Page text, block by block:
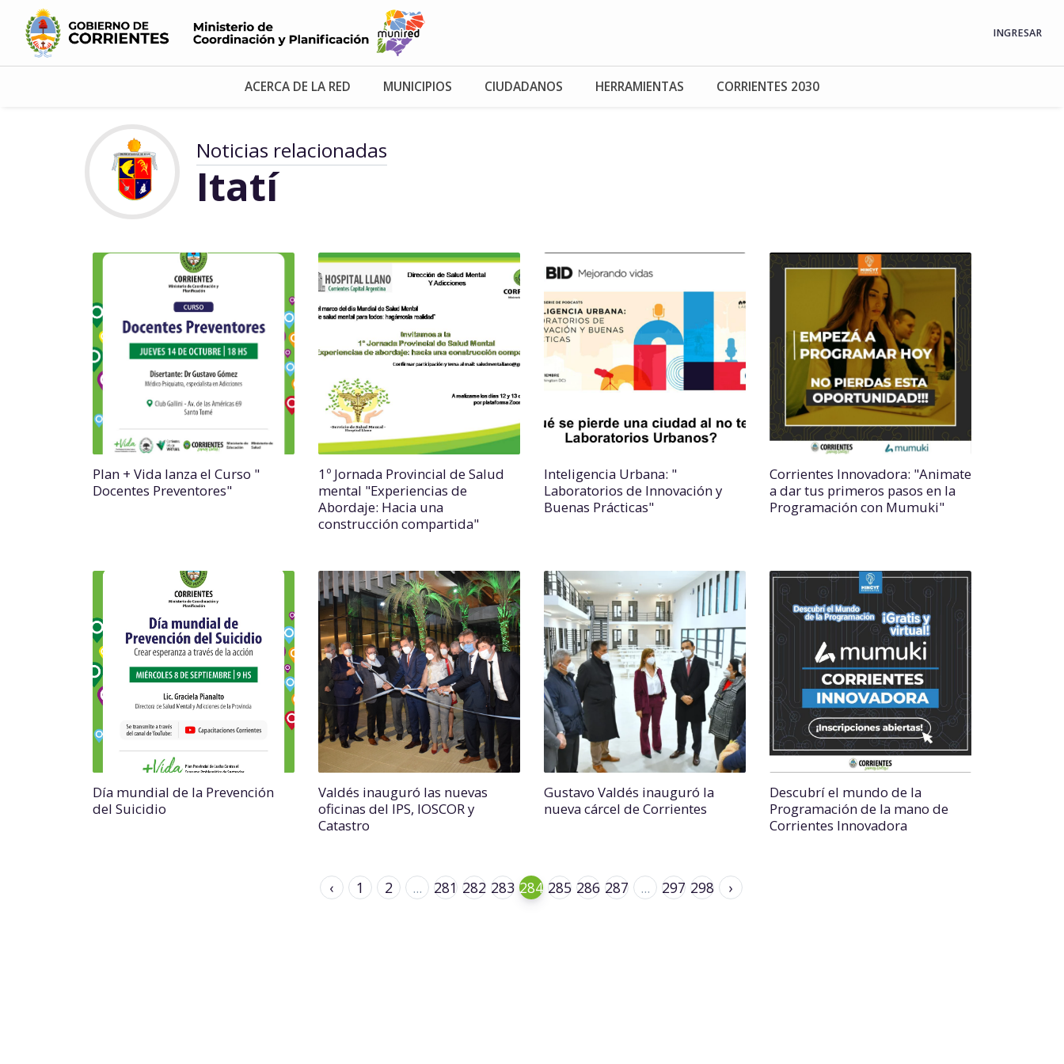
INGRESAR
ACERCA DE LA RED MUNICIPIOS CIUDADANOS HERRAMIENTAS CORRIENTES 2030
Noticias relacionadas
Itatí
Plan + Vida lanza el Curso "
Docentes Preventores"
1º Jornada Provincial de Salud
mental "Experiencias de
Abordaje: Hacia una
construcción compartida"
Inteligencia Urbana: "
Laboratorios de Innovación y
Buenas Prácticas"
Corrientes Innovadora: "Animate
a dar tus primeros pasos en la
Programación con Mumuki"
Día mundial de la Prevención
del Suicidio
Valdés inauguró las nuevas
oficinas del IPS, IOSCOR y
Catastro
Gustavo Valdés inauguró la
nueva cárcel de Corrientes
Descubrí el mundo de la
Programación de la mano de
Corrientes Innovadora
‹ 1 2 ... 281 282 283 284 285 286 287 ... 297 298 ›